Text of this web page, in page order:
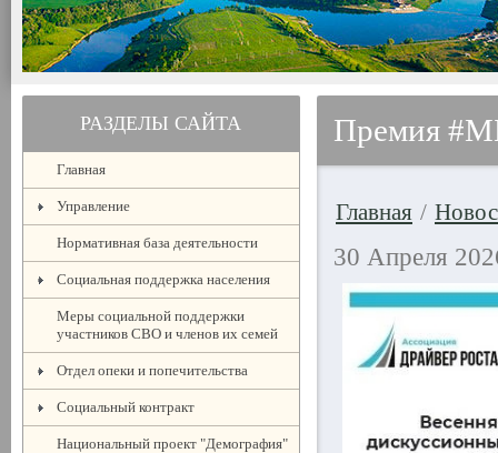
РАЗДЕЛЫ САЙТА
Главная
Управление
Нормативная база деятельности
Социальная поддержка населения
Меры социальной поддержки
участников СВО и членов их семей
Отдел опеки и попечительства
Социальный контракт
Национальный проект "Демография"
Премия
Главная /
30 Апреля